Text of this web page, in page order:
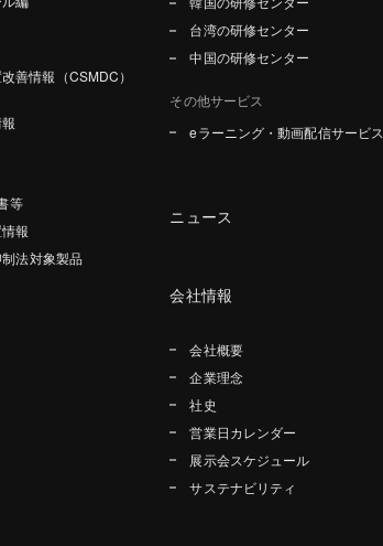
善情報（CSMDC）
等
報
法対象製品
台湾の研修センター
中国の研修センター
その他サービス
eラーニング・動画配信サービス
ニュース
会社情報
会社概要
企業理念
社史
営業日カレンダー
展示会スケジュール
サステナビリティ